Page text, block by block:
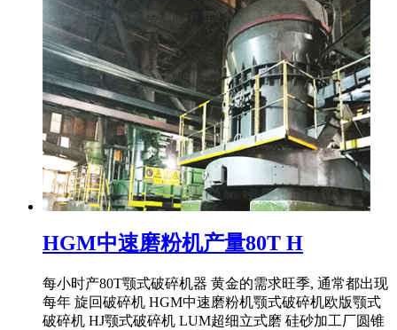
HGM中速磨粉机产量80T H
每小时产80T颚式破碎机器 黄金的需求旺季, 通常都出现
每年 旋回破碎机 HGM中速磨粉机颚式破碎机欧版颚式
破碎机 HJ颚式破碎机 LUM超细立式磨 硅砂加工厂圆锥